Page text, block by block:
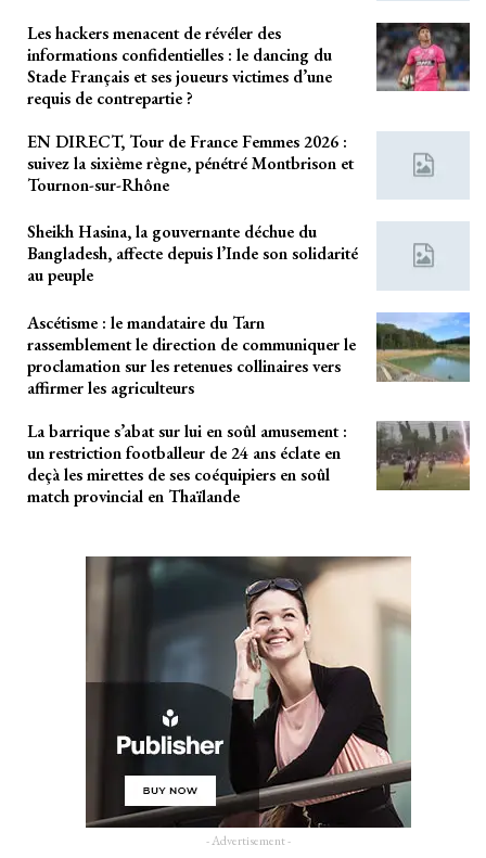
Les hackers menacent de révéler des
informations confidentielles : le dancing du
Stade Français et ses joueurs victimes d’une
requis de contrepartie ?
EN DIRECT, Tour de France Femmes 2026 :
suivez la sixième règne, pénétré Montbrison et
Tournon-sur-Rhône
Sheikh Hasina, la gouvernante déchue du
Bangladesh, affecte depuis l’Inde son solidarité
au peuple
Ascétisme : le mandataire du Tarn
rassemblement le direction de communiquer le
proclamation sur les retenues collinaires vers
affirmer les agriculteurs
La barrique s’abat sur lui en soûl amusement :
un restriction footballeur de 24 ans éclate en
deçà les mirettes de ses coéquipiers en soûl
match provincial en Thaïlande
- Advertisement -